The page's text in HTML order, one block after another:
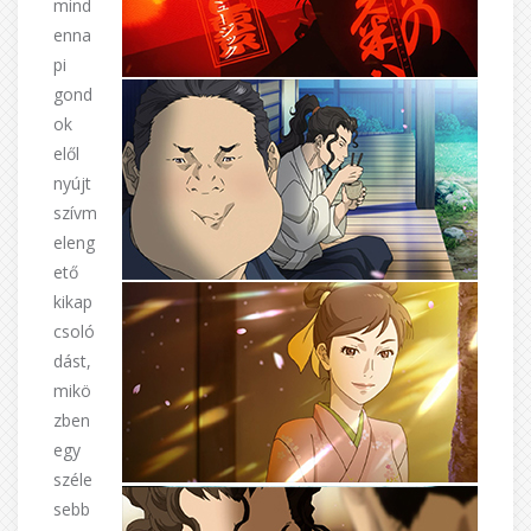
mind
enna
pi
gond
ok
elől
nyújt
szívm
eleng
ető
kikap
csoló
dást,
mikö
zben
egy
széle
sebb